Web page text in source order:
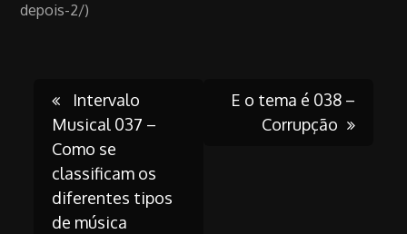
depois-2/)
Post
navigation
Intervalo
Musical 037 –
Como se
classificam os
diferentes tipos
de música
E o tema é 038 –
Corrupção